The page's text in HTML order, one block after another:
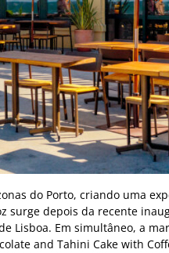
do Porto, criando uma
surge depois da recente
Lisboa. Em simultâneo, a
and Tahini Cake with